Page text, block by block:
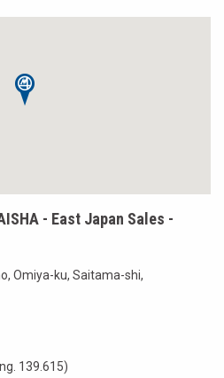
- East Japan Sales -
Omiya-ku, Saitama-shi,
139.615)
(Japanese)